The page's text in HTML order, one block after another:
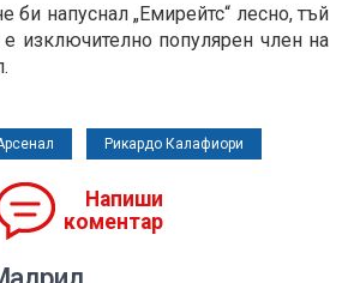
би напуснал „Емирейтс“ лесно, тъй
изключително популярен член на
Рикардо Калафиори
Напиши
коментар